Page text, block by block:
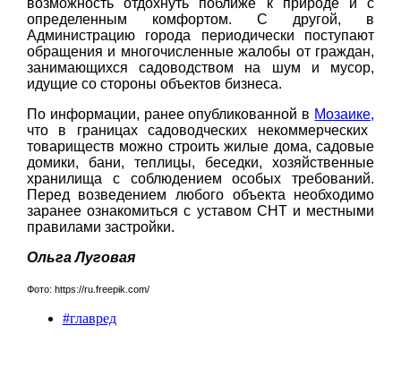
возможность отдохнуть поближе к природе и с
определенным комфортом. С другой, в
Администрацию города периодически поступают
обращения и многочисленные жалобы от граждан,
занимающихся садоводством на шум и мусор,
идущие со стороны объектов бизнеса.
По информации, ранее опубликованной в Мозаике,
что в границах садоводческих некоммерческих
товариществ можно строить жилые дома, садовые
домики, бани, теплицы, беседки, хозяйственные
хранилища с соблюдением особых требований.
Перед возведением любого объекта необходимо
заранее ознакомиться с уставом СНТ и местными
правилами застройки.
Ольга Луговая
Фото: https://ru.freepik.com/
#главред